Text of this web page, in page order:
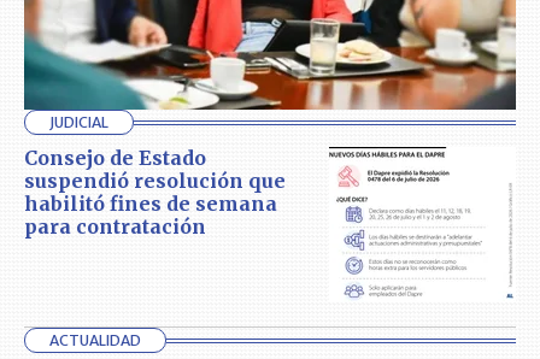
JUDICIAL
Consejo de Estado
suspendió resolución que
habilitó fines de semana
para contratación
ACTUALIDAD